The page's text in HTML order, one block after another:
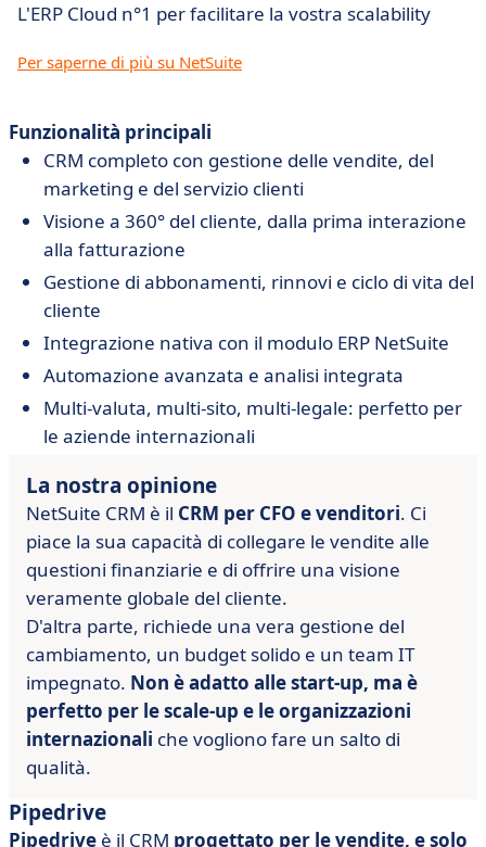
L'ERP Cloud n°1 per facilitare la vostra scalability
Per saperne di più su NetSuite
Funzionalità principali
CRM completo con gestione delle vendite, del
marketing e del servizio clienti
Visione a 360° del cliente, dalla prima interazione
alla fatturazione
Gestione di abbonamenti, rinnovi e ciclo di vita del
cliente
Integrazione nativa con il modulo ERP NetSuite
Automazione avanzata e analisi integrata
Multi-valuta, multi-sito, multi-legale: perfetto per
le aziende internazionali
La nostra opinione
NetSuite CRM è il CRM per CFO e venditori. Ci
piace la sua capacità di collegare le vendite alle
questioni finanziarie e di offrire una visione
veramente globale del cliente.
D'altra parte, richiede una vera gestione del
cambiamento, un budget solido e un team IT
impegnato. Non è adatto alle start-up, ma è
perfetto per le scale-up e le organizzazioni
internazionali che vogliono fare un salto di
qualità.
Pipedrive
Pipedrive è il CRM progettato per le vendite, e solo